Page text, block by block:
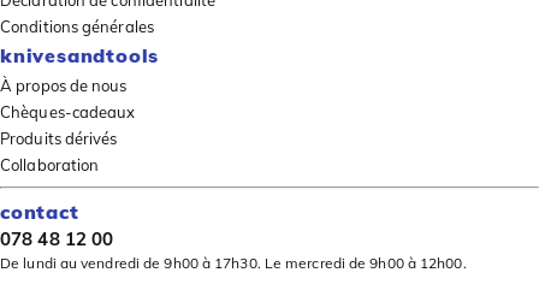
Conditions générales
knivesandtools
À propos de nous
Chèques-cadeaux
Produits dérivés
Collaboration
contact
078 48 12 00
De lundi au vendredi de 9h00 à 17h30. Le mercredi de 9h00 à 12h00.